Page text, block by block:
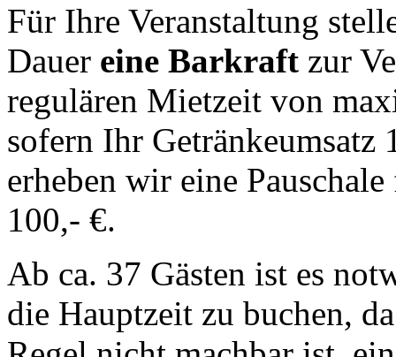
Für Ihre Veranstaltung
Dauer eine Barkraft zur
regulären Mietzeit von
sofern Ihr
erheben wir eine
100,- €.
Ab ca. 37 Gästen ist es
die Hauptzeit zu buchen,